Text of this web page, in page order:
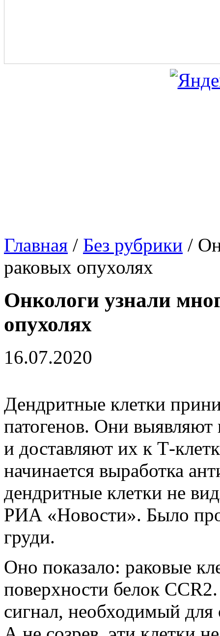
Главная / Без рубрики /
раковых опухолях
Онкологи узнали
опухолях
16.07.2020
Дендритные клетки
патогенов. Они
и доставляют их к Т-
начинается выработка
дендритные клетки не
РИА «Новости». Было
груди.
Оно показало: раковые
поверхности белок
сигнал, необходимый для